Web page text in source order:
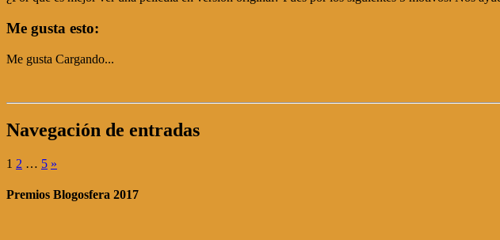
Me gusta esto:
Me gusta Cargando...
Navegación de entradas
1 2 … 5 »
Premios Blogosfera 2017